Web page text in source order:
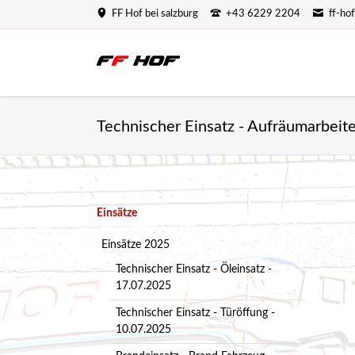
FF Hof bei salzburg +43 6229 2204 ff-
Technischer Einsatz -
Navigation
Einsätze
Einsätze 2025
Technischer Einsatz - Öleinsatz -
17.07.2025
Technischer Einsatz - Türöffung -
10.07.2025